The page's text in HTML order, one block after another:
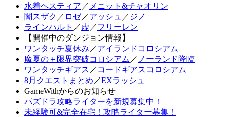
水着ヘスティア ／ メニット&チャオリン
闇スザク ／ ロゼ／アッシュ ／ ジノ
ラインハルト ／ 虚 ／フリーレン
【開催中のダンジョン情報】
ワンタッチ夏休み ／アイランドコロシアム
魔夏の＋限界突破コロシアム ／ ノーランド降臨
ワンタッチギアス ／ コードギアスコロシアム
8月クエストまとめ ／EXラッシュ
GameWithからのお知らせ
パズドラ攻略ライターを新規募集中！
未経験可&完全在宅！攻略ライター募集！